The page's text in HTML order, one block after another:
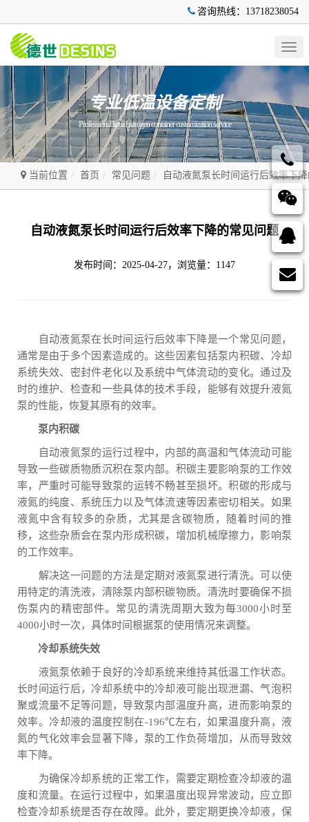
咨询热线：13718238054
专业低温设备定制
Professional liquid nitrogen container customization service
当前位置 首页 常见问题 自动液氮泵长时间运行后效率下
自动液氮泵长时间运行后效率下降的常见问题
发布时间：2025-04-27，浏览量：1147
自动液氮泵在长时间运行后效率下降是一个常见问题，
通常是由于多个因素造成的。这些因素包括泵内积碳、冷却
系统失效、密封件老化以及系统中气体流动的变化。通过及
时的维护、检查和一些具体的技术手段，能够有效提升液氮
泵的性能，恢复其原有的效率。
泵内积碳
自动液氮泵的运行过程中，内部的高温和气体流动可能
导致一些碳质物质沉积在泵内部。积碳主要影响泵的工作效
率，严重时可能导致泵的运转不畅甚至损坏。积碳的形成与
液氮的纯度、系统压力以及气体流速等因素密切相关。如果
液氮中含有较多的杂质，尤其是含碳物质，随着时间的推
移，这些杂质会在泵内形成积碳，增加机械摩擦力，影响泵
的工作效率。
解决这一问题的方法是定期对液氮泵进行清洗。可以使
用特定的清洗液，清除泵内部积碳物质。清洗时要确保不损
伤泵内的精密部件。常见的清洗周期大致为每3000小时至
4000小时一次，具体时间根据泵的使用情况来调整。
冷却系统失效
液氮泵依赖于良好的冷却系统来维持其低温工作状态。
长时间运行后，冷却系统中的冷却液可能出现泄漏、气泡积
聚或流量不足等问题，导致泵内部温度升高，进而影响泵的
效率。冷却液的温度控制在-196℃左右，如果温度升高，液
氮的气化效率会显著下降，泵的工作负荷增加，从而导致效
率下降。
为确保冷却系统的正常工作，需要定期检查冷却液的温
度和流量。在运行过程中，如果温度出现异常波动，应立即
检查冷却系统是否存在故障。此外，要定期更换冷却液，保